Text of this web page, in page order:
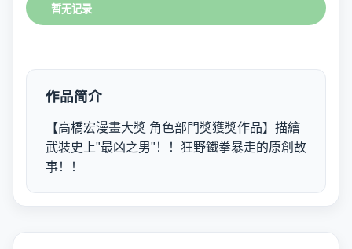
暂无记录
作品简介
【高橋宏漫畫大獎 角色部門獎獲獎作品】描繪
武裝史上"最凶之男"！！狂野鐵拳暴走的原創故
事！！